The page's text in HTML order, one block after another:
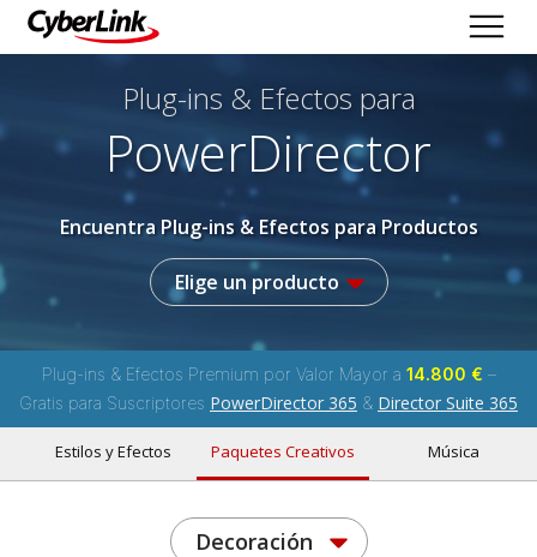
Plug-ins & Efectos para
PowerDirector
Encuentra Plug-ins & Efectos para Productos
Elige un producto
Plug-ins & Efectos Premium por Valor Mayor a 14.800 € –
Gratis para Suscriptores PowerDirector 365 & Director Suite 365
Estilos y Efectos Paquetes Creativos Música
Decoración